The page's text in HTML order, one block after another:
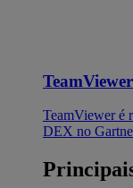
TeamViewer é
DEX no